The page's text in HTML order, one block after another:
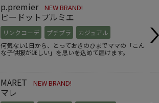
p.premier NEW BRAND!
ピードットプルミエ
リンクコーデ プチプラ
カジュアル
何気ない1日から、とっておきのひまでママの「こん
な子供服がほしい」を思いを込めて届けます。
MARET NEW BRAND!
マレ